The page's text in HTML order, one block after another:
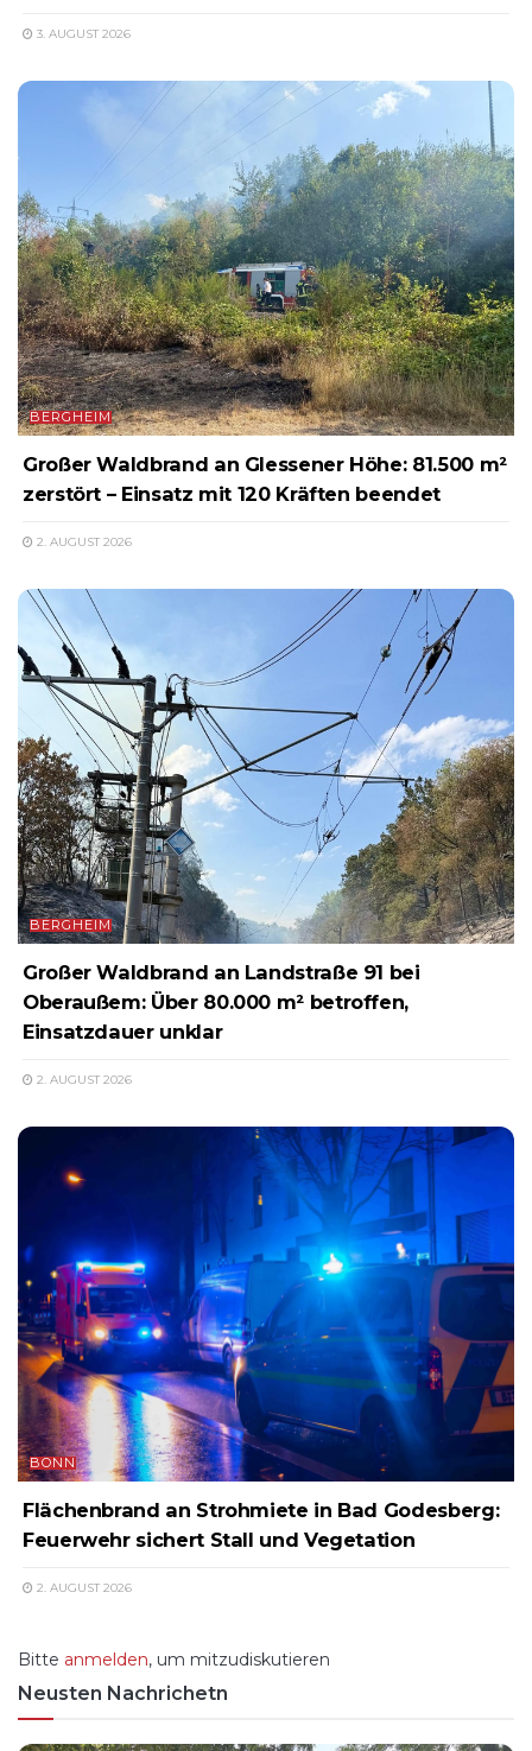
3. AUGUST 2026
BERGHEIM
Großer Waldbrand an Glessener Höhe: 81.500 m²
zerstört – Einsatz mit 120 Kräften beendet
2. AUGUST 2026
BERGHEIM
Großer Waldbrand an Landstraße 91 bei
Oberaußem: Über 80.000 m² betroffen,
Einsatzdauer unklar
2. AUGUST 2026
BONN
Flächenbrand an Strohmiete in Bad Godesberg:
Feuerwehr sichert Stall und Vegetation
2. AUGUST 2026
Bitte anmelden, um mitzudiskutieren
Neusten Nachrichetn